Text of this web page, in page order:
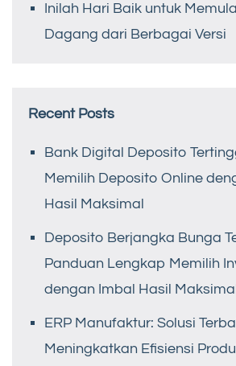
Inilah Hari Baik untuk
Dagang dari Berbagai Versi
Recent Posts
Bank Digital Deposito
Memilih Deposito Online
Hasil Maksimal
Deposito Berjangka Bunga
Panduan Lengkap Memilih
dengan Imbal Hasil
ERP Manufaktur: Solusi
Meningkatkan Efisiensi